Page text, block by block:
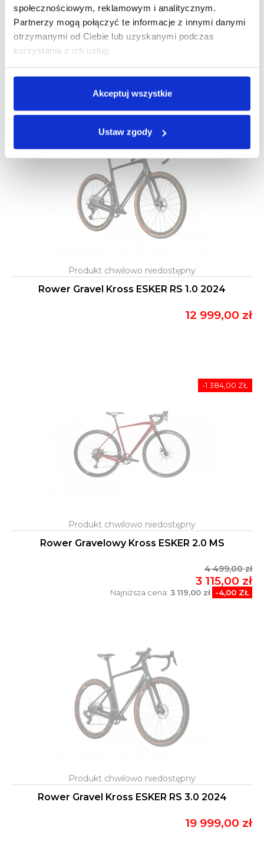
społecznościowym, reklamowym i analitycznym.
Partnerzy mogą połączyć te informacje z innymi danymi
otrzymanymi od Ciebie lub uzyskanymi podczas
korzystania z ich usług.
Akceptuj wszystkie
Ustaw zgody
Rower Gravel Kross ESKER 3.0 RS 2024
Rower Gravel Kross ESKER RS 1.0 2024
12 999,00 zł
Rower Gravelowy Kross ESKER 2.0 MS
4 499,00 zł
3 115,00 zł
Najniższa cena: 3 119,00 zł -4,00 ZŁ
-1 384,00 ZŁ
Rower Gravel Kross ESKER RS 3.0 2024
19 999,00 zł